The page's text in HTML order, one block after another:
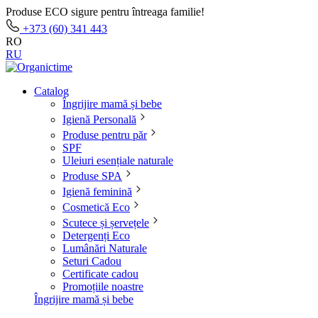
Produse ECO sigure pentru întreaga familie!
+373 (60) 341 443
RO
RU
Catalog
Îngrijire mamă și bebe
Igienă Personală
Produse pentru păr
SPF
Uleiuri esențiale naturale
Produse SPA
Igienă feminină
Cosmetică Eco
Scutece și șervețele
Detergenți Eco
Lumânări Naturale
Seturi Cadou
Certificate cadou
Promoțiile noastre
Îngrijire mamă și bebe